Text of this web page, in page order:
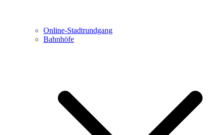
Online-Stadtrundgang
Bahnhöfe